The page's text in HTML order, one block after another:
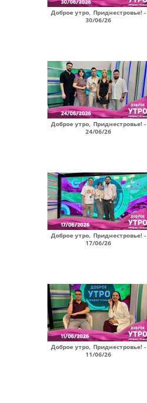
Доброе утро, Приднестровье! -
30/06/26
Доброе утро, Приднестровье! -
24/06/26
Доброе утро, Приднестровье! -
17/06/26
Доброе утро, Приднестровье! -
11/06/26